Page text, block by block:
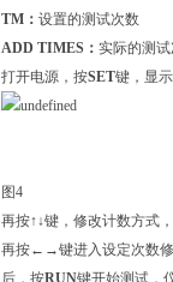
TM： 设置的测试次数
ADD TIMES： 实际的测
打开电源，按SET键，显
图4
再按↑↓键，修改计数方式
再按←→键进入设定次
后，按RUN键开始测试，